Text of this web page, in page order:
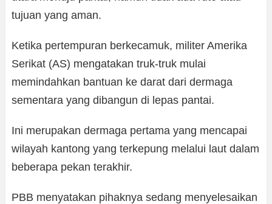
tujuan yang aman.
Ketika pertempuran berkecamuk, militer Amerika
Serikat (AS) mengatakan truk-truk mulai
memindahkan bantuan ke darat dari dermaga
sementara yang dibangun di lepas pantai.
Ini merupakan dermaga pertama yang mencapai
wilayah kantong yang terkepung melalui laut dalam
beberapa pekan terakhir.
PBB menyatakan pihaknya sedang menyelesaikan